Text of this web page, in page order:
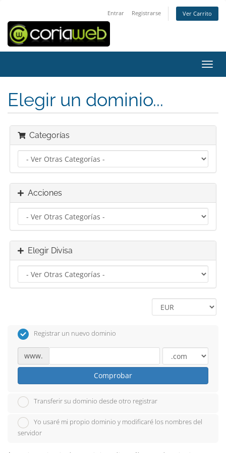
Entrar Registrarse Ver Carrito
Elegir un dominio...
Categorías
Acciones
Elegir Divisa
Registrar un nuevo dominio
www.
Comprobar
Transferir su dominio desde otro registrar
Yo usaré mi propio dominio y modificaré los nombres del
servidor